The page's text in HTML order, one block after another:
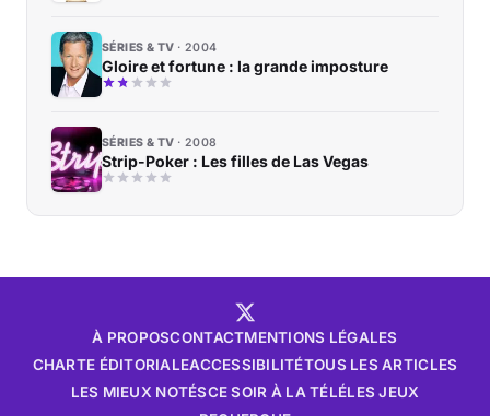
SÉRIES & TV 2004
Gloire et fortune : la grande imposture
SÉRIES & TV 2008
Strip-Poker : Les filles de Las Vegas
À PROPOSCONTACTMENTIONS LÉGALES
CHARTE ÉDITORIALEACCESSIBILITÉTOUS LES ARTICLES
LES MIEUX NOTÉSCE SOIR À LA TÉLÉLES JEUX